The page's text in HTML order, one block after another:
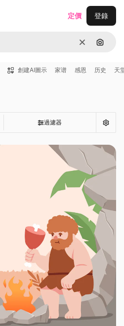
清除 通過圖
定價 登錄
創建AI圖示 家谱 感恩 历史 天
過濾器